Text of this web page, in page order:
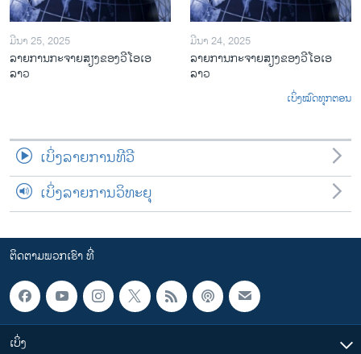
ມີນາ 25, 2025
ລາຍການກະຈາຍສຽງຂອງວີໂອເອ
ລາວ
ມີນາ 24, 2025
ລາຍການກະຈາຍສຽງຂອງວີໂອເອ
ລາວ
ເບິ່ງໝົດທຸກຕອນ
ເບິ່ງລາຍການທີວີ
ເບິ່ງລາຍການວິທະຍຸ
ຕິດຕາມພວກເຮົາ ທີ່
ເບິ່ງ